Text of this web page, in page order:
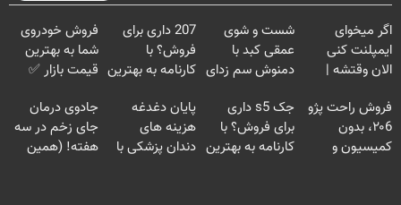
اگر میخوای
ایمپلنت کنی
الان وقتشه |
میلیون تومان!!!
شست و شوی
عمقی کبد با
دمنوش سم زدای
207 داری برای
فروش؟ با
کارنامه به بهترین
فروش خودروی
شما به بهترین
قیمت بازار ✅
فروش راحت پژو
۲۰6، بدون
کمیسیون و
جک s5 داری
برای فروش؟ با
کارنامه به بهترین
پایان دغدغه
هزینه های
دندان پزشکی با
جادوی درمان
جای زخم در سه
هفته! (همین